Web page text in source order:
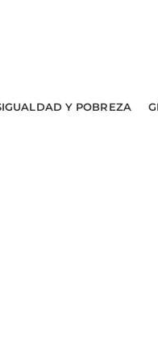
Y POBREZA